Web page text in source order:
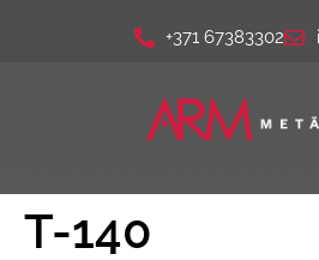
+371 67383302
T-140